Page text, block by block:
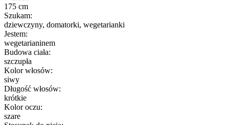
175 cm
Szukam:
dziewczyny, domatorki, wegetarianki
Jestem:
wegetarianinem
Budowa ciała:
szczupła
Kolor włosów:
siwy
Długość włosów:
krótkie
Kolor oczu:
szare